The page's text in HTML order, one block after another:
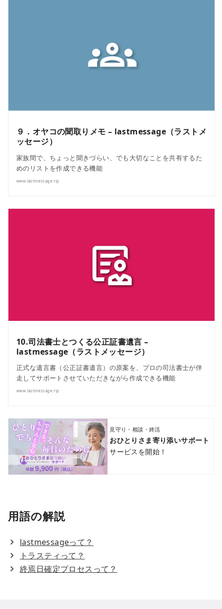
９．オヤコの聞取りメモ – lastmessage（ラストメ
ッセージ）
家族間で、ちょっと聞きづらい、でも大切なことを共有するた
めのリストを作成できる機能
www.lastmessage.rip
10.司法書士とつくる公正証書遺言 –
lastmessage（ラストメッセージ）
正式な遺言書（公正証書遺言）の原案を、プロの司法書士が伴
走してサポートさせていただきながら作成できる機能
www.lastmessage.rip
見守り・相談・終活
おひとりさま寄り添いサポート
サービスを開始！
用語の解説
lastmessageって？
トラスティって？
終焉日確定プロセスって？